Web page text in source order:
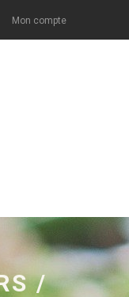
Mon compte
/